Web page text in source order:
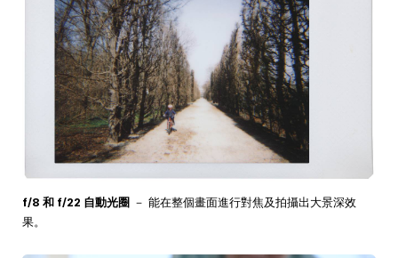
f/8 和 f/22 自動光圈 － 能在整個畫面進行對焦及拍攝出大景深效
果。